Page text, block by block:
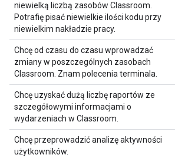
niewielką liczbą zasobów Classroom.
Potrafię pisać niewielkie ilości kodu przy
niewielkim nakładzie pracy.
Chcę od czasu do czasu wprowadzać
zmiany w poszczególnych zasobach
Classroom. Znam polecenia terminala.
Chcę uzyskać dużą liczbę raportów ze
szczegółowymi informacjami o
wydarzeniach w Classroom.
Chcę przeprowadzić analizę aktywności
użytkowników.